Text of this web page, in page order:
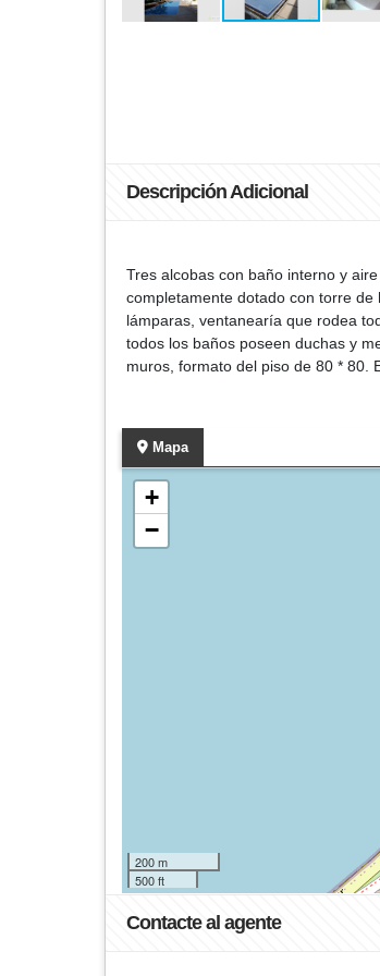
Descripción Adicional
Tres alcobas con baño interno y
completamente dotado con torre
lámparas, ventanearía que rodea
todos los baños poseen duchas y
muros, formato del piso de 80 * 80.
Mapa
+
−
200 m
500 ft
Contacte al agente